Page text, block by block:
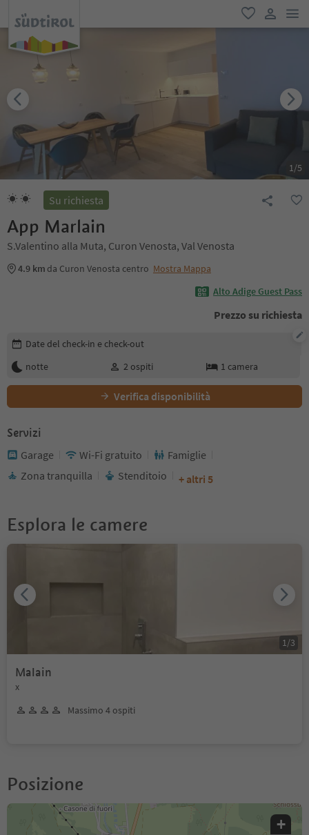
favoriti
user link
1/5
Su richiesta
App Marlain
S.Valentino alla Muta, Curon Venosta, Val Venosta
4.9 km da Curon Venosta centro Mostra Mappa
Alto Adige Guest Pass
Prezzo su richiesta
Modifica i dettagli della prenotazione
Date del check-in e check-out
notte
2 ospiti 1 camera
Verifica disponibilità
Servizi
Garage Wi-Fi gratuito
Famiglie
Zona tranquilla
Stenditoio + altri 5
Esplora le camere
Malain
x
Massimo 4 ospiti
1 /3
Posizione
+